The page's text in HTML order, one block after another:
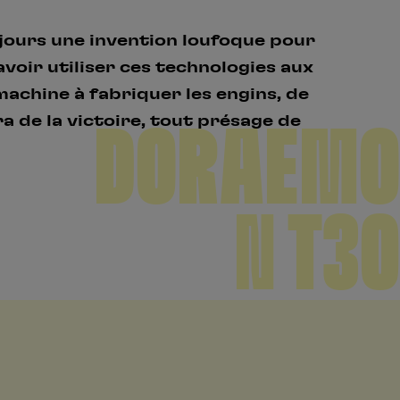
une invention loufoque pour
utiliser ces technologies aux
à fabriquer les engins, de
de la victoire, tout présage de
DORAEMO
N T30